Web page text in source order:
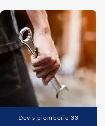
Devis plomberie 33